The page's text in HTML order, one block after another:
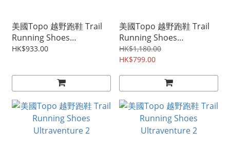
美國Topo 越野跑鞋 Trail
Running Shoes
Terraventure 3
HK$933.00
美國Topo 越野跑鞋 Trail
Running Shoes
Ultraventure 2
HK$1,180.00
HK$799.00